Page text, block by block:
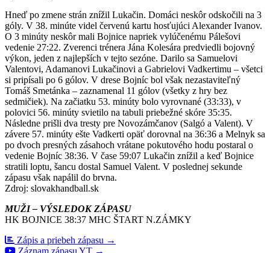
Hneď po zmene strán znížil Lukačin. Domáci neskôr odskočili na 3
góly. V 38. minúte videl červenú kartu hosťujúci Alexander Ivanov.
O 3 minúty neskôr mali Bojnice napriek vylúčenému Pálešovi
vedenie 27:22. Zverenci trénera Jána Kolesára predviedli bojovný
výkon, jeden z najlepších v tejto sezóne. Darilo sa Samuelovi
Valentovi, Adamanovi Lukačinovi a Gabrielovi Vadkertimu – všetci
si pripísali po 6 gólov. V drese Bojníc bol však nezastaviteľný
Tomáš Smetánka – zaznamenal 11 gólov (všetky z hry bez
sedmičiek). Na začiatku 53. minúty bolo vyrovnané (33:33), v
polovici 56. minúty svietilo na tabuli priebežné skóre 35:35.
Následne prišli dva tresty pre Novozámčanov (Salgó a Valent). V
závere 57. minúty ešte Vadkerti opäť dorovnal na 36:36 a Melnyk sa
po dvoch presných zásahoch vrátane pokutového hodu postaral o
vedenie Bojníc 38:36. V čase 59:07 Lukačin znížil a keď Bojnice
stratili loptu, šancu dostal Samuel Valent. V poslednej sekunde
zápasu však napálil do brvna.
Zdroj: slovakhandball.sk
MUŽI – VÝSLEDOK ZÁPASU
HK BOJNICE 38:37 MHC ŠTART N.ZÁMKY
Zápis a priebeh zápasu →
Záznam zápasu YT →